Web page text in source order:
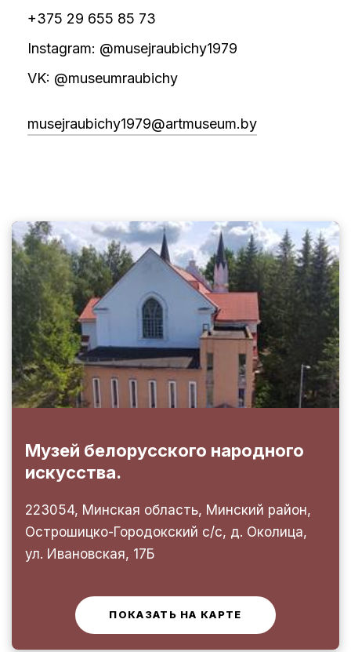
+375 29 655 85 73
Instagram: @musejraubichy1979
VK: @museumraubichy
musejraubichy1979@artmuseum.by
Музей белорусского народного
искусства.
223054, Минская область, Минский район,
Острошицко-Городокский с/с, д. Околица,
ул. Ивановская, 17Б
ПОКАЗАТЬ НА КАРТЕ